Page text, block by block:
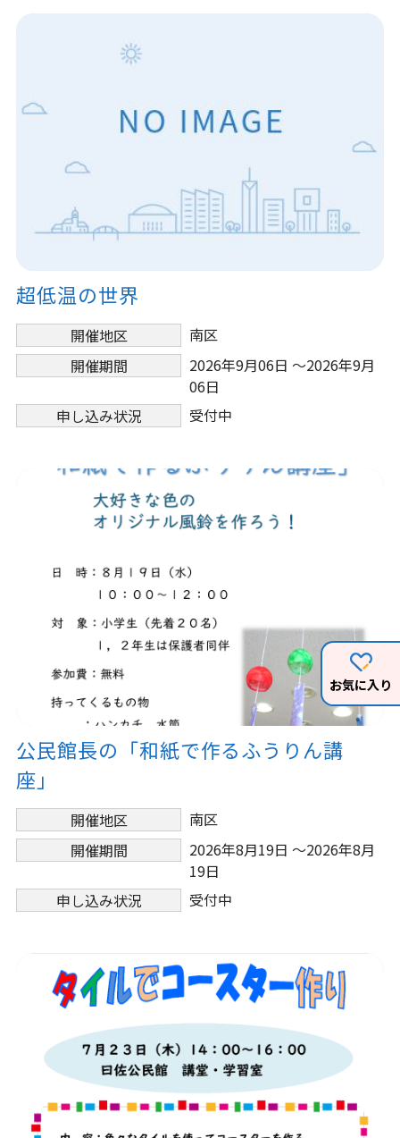
お気に入り
超低温の世界
開催地区
南区
開催期間
2026年9月06日 ～2026年9月
06日
申し込み状況
受付中
公民館長の「和紙で作るふうりん講
座」
開催地区
南区
開催期間
2026年8月19日 ～2026年8月
19日
申し込み状況
受付中